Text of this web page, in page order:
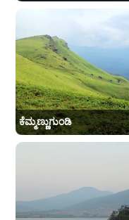
ಕೆಮ್ಮಣ್ಣುಗುಂಡಿ